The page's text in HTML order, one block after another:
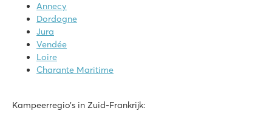
La Vallée
La Vallée
Frankrijk - Noord-Frankrijk - Normandië - Houlgate
★
★
Regelmatig dansavonden en live shows
Diverse leuke stadjes in de nabije omgeving
Annecy
Dordogne
Jura
Vendée
Loire
Charante Maritime
Kampeerregio’s in Zuid-Frankrijk: